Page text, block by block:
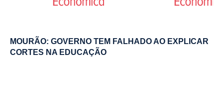
MOURÃO: GOVERNO TEM FALHADO AO EXPLICAR
CORTES NA EDUCAÇÃO